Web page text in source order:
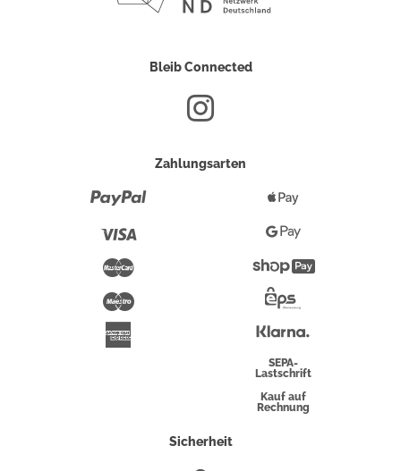
Bleib Connected
Zahlungsarten
Maestro
Pay
Google
Pay
Überweisung
SEPA-
Lastschrift
Kauf auf
Rechnung
Sicherheit